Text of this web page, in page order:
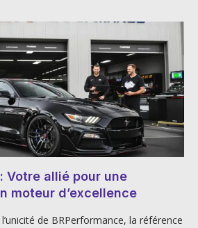
Votre allié pour une
moteur d’excellence
de BRPerformance, la référence